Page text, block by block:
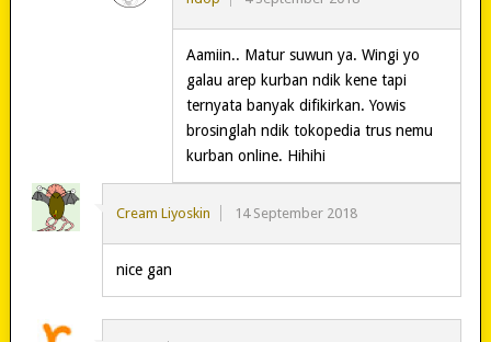
Aamiin.. Matur suwun ya. Wingi yo
galau arep kurban ndik kene tapi
ternyata banyak difikirkan. Yowis
brosinglah ndik tokopedia trus nemu
kurban online. Hihihi
Cream Liyoskin 14 September 2018
nice gan